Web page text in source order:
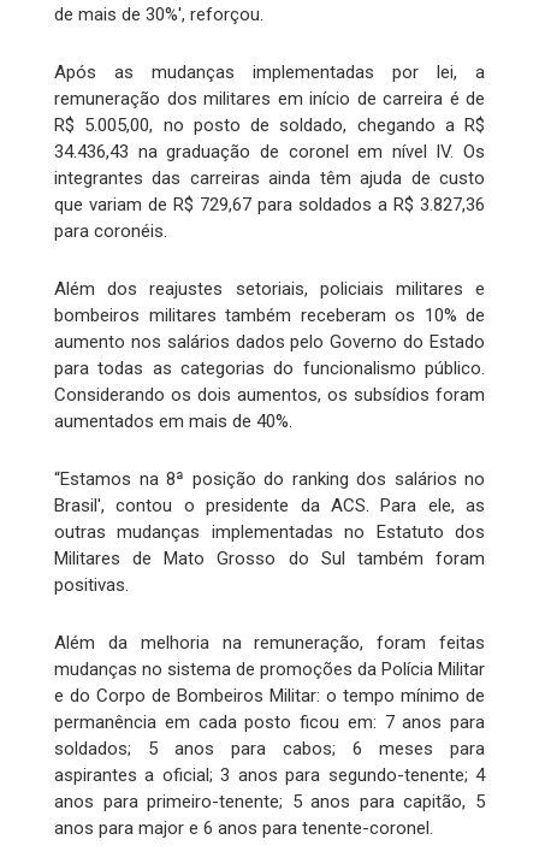
de mais de 30%', reforçou.
Após as mudanças implementadas por lei, a
remuneração dos militares em início de carreira é de
R$ 5.005,00, no posto de soldado, chegando a R$
34.436,43 na graduação de coronel em nível IV. Os
integrantes das carreiras ainda têm ajuda de custo
que variam de R$ 729,67 para soldados a R$ 3.827,36
para coronéis.
Além dos reajustes setoriais, policiais militares e
bombeiros militares também receberam os 10% de
aumento nos salários dados pelo Governo do Estado
para todas as categorias do funcionalismo público.
Considerando os dois aumentos, os subsídios foram
aumentados em mais de 40%.
“Estamos na 8ª posição do ranking dos salários no
Brasil', contou o presidente da ACS. Para ele, as
outras mudanças implementadas no Estatuto dos
Militares de Mato Grosso do Sul também foram
positivas.
Além da melhoria na remuneração, foram feitas
mudanças no sistema de promoções da Polícia Militar
e do Corpo de Bombeiros Militar: o tempo mínimo de
permanência em cada posto ficou em: 7 anos para
soldados; 5 anos para cabos; 6 meses para
aspirantes a oficial; 3 anos para segundo-tenente; 4
anos para primeiro-tenente; 5 anos para capitão, 5
anos para major e 6 anos para tenente-coronel.